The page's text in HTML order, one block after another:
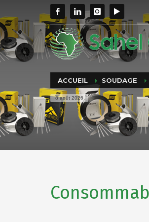
ACCUEIL SOUDAGE
8 août 2026